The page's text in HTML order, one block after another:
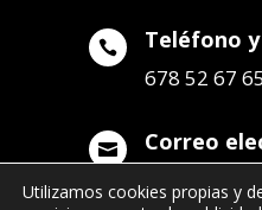
 Teléfono
678 52 67 65
 Correo
Utilizamos cookies propias y